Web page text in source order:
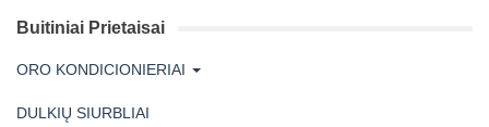
Buitiniai Prietaisai
ORO KONDICIONIERIAI
DULKIŲ SIURBLIAI